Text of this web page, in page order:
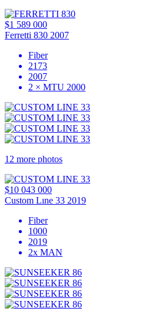
$1 589 000
Ferretti 830 2007
Fiber
2173
2007
2 × MTU 2000
12 more photos
$10 043 000
Custom Lıne 33 2019
Fiber
1000
2019
2x MAN